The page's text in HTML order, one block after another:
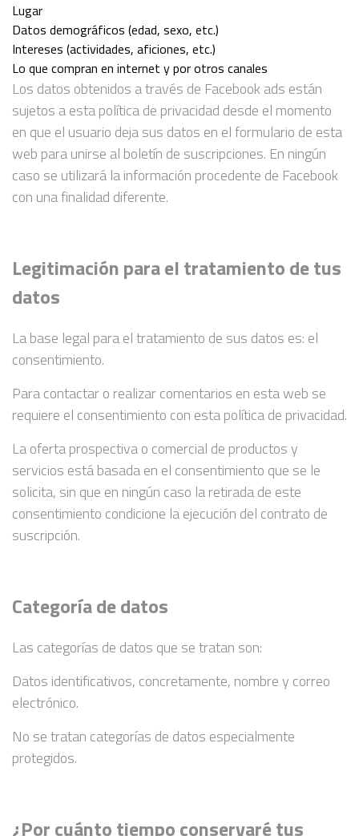
Lugar
Datos demográficos (edad, sexo, etc.)
Intereses (actividades, aficiones, etc.)
Lo que compran en internet y por otros canales
Los datos obtenidos a través de Facebook ads están
sujetos a esta política de privacidad desde el momento
en que el usuario deja sus datos en el formulario de esta
web para unirse al boletín de suscripciones. En ningún
caso se utilizará la información procedente de Facebook
con una finalidad diferente.
Legitimación para el tratamiento de tus
datos
La base legal para el tratamiento de sus datos es: el
consentimiento.
Para contactar o realizar comentarios en esta web se
requiere el consentimiento con esta política de privacidad.
La oferta prospectiva o comercial de productos y
servicios está basada en el consentimiento que se le
solicita, sin que en ningún caso la retirada de este
consentimiento condicione la ejecución del contrato de
suscripción.
Categoría de datos
Las categorías de datos que se tratan son:
Datos identificativos, concretamente, nombre y correo
electrónico.
No se tratan categorías de datos especialmente
protegidos.
¿Por cuánto tiempo conservaré tus